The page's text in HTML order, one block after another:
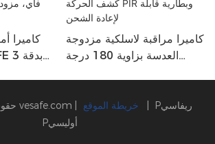
كاميرا
الاتجاه وكشف الحركة.
كاميرا مراقبة لاسلكية مزدوجة
العدسة بزاوية 180 درجة
وبطارية قابلة لإعادة الشحنvesafe.com
Pريفاسي
Pأوليسي